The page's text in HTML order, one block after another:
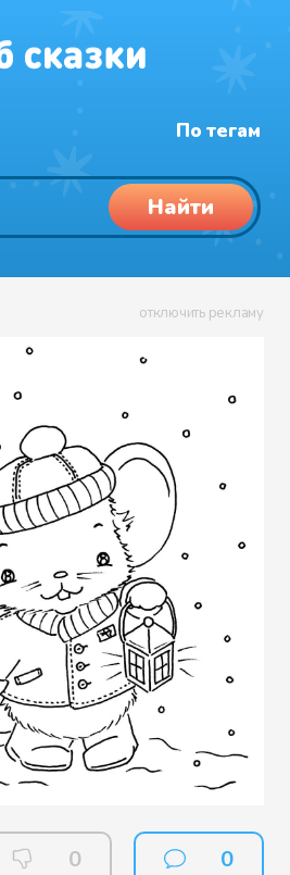
По тегам
Найти
отключить рекламу
0 0